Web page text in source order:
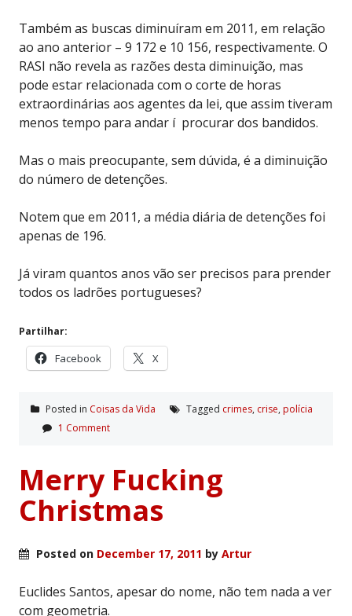
Também as buscas diminuíram em 2011, em relação
ao ano anterior – 9 172 e 10 156, respectivamente. O
RASI não revela as razões desta diminuição, mas
pode estar relacionada com o corte de horas
extraordinárias aos agentes da lei, que assim tiveram
menos tempo para andar í procurar dos bandidos.
Mas o mais preocupante, sem dúvida, é a diminuição
do número de detenções.
Notem que em 2011, a média diária de detenções foi
apenas de 196.
Já viram quantos anos vão ser precisos para prender
todos os ladrões portugueses?
Partilhar:
Facebook X
Posted in Coisas da Vida Tagged crimes, crise, polí­cia
1 Comment
Merry Fucking
Christmas
Posted on December 17, 2011 by Artur
Euclides Santos, apesar do nome, não tem nada a ver
com geometria.